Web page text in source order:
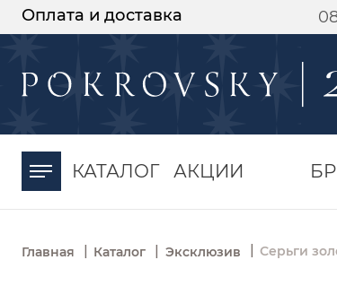
Оплата и доставка
КАТАЛОГ АКЦИИ
Главная | Каталог | Эксклюзив Серьги
-30%
момента оплаты